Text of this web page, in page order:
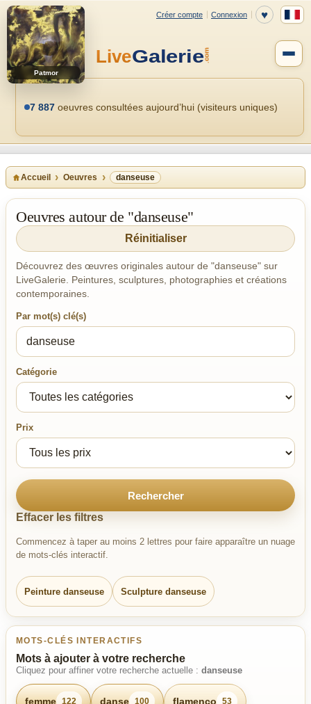
Patmor
7 887 oeuvres consultées aujourd’hui (visiteurs uniques)
Accueil Oeuvres danseuse
Oeuvres autour de "danseuse"
Réinitialiser
Découvrez des œuvres originales autour de "danseuse" sur
LiveGalerie. Peintures, sculptures, photographies et créations
contemporaines.
Par mot(s) clé(s)
Catégorie
Prix
Rechercher
Effacer les filtres
Commencez à taper au moins 2 lettres pour faire apparaître un nuage
de mots-clés interactif.
Peinture danseuse Sculpture danseuse
MOTS-CLÉS INTERACTIFS
Mots à ajouter à votre recherche
Cliquez pour affiner votre recherche actuelle : danseuse
femme 122 danse 100 flamenco 53